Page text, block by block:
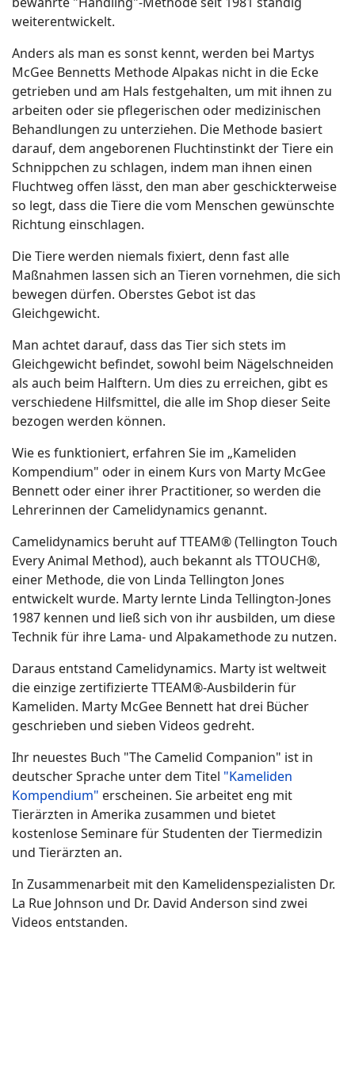
weiterentwickelt.
Anders als man es sonst kennt, werden bei Martys
McGee Bennetts Methode Alpakas nicht in die Ecke
getrieben und am Hals festgehalten, um mit ihnen zu
arbeiten oder sie pflegerischen oder medizinischen
Behandlungen zu unterziehen. Die Methode basiert
darauf, dem angeborenen Fluchtinstinkt der Tiere ein
Schnippchen zu schlagen, indem man ihnen einen
Fluchtweg offen lässt, den man aber geschickterweise
so legt, dass die Tiere die vom Menschen gewünschte
Richtung einschlagen.
Die Tiere werden niemals fixiert, denn fast alle
Maßnahmen lassen sich an Tieren vornehmen, die sich
bewegen dürfen. Oberstes Gebot ist das
Gleichgewicht.
Man achtet darauf, dass das Tier sich stets im
Gleichgewicht befindet, sowohl beim Nägelschneiden
als auch beim Halftern. Um dies zu erreichen, gibt es
verschiedene Hilfsmittel, die alle im Shop dieser Seite
bezogen werden können.
Wie es funktioniert, erfahren Sie im „Kameliden
Kompendium" oder in einem Kurs von Marty McGee
Bennett oder einer ihrer Practitioner, so werden die
Lehrerinnen der Camelidynamics genannt.
Camelidynamics beruht auf TTEAM® (Tellington Touch
Every Animal Method), auch bekannt als TTOUCH®,
einer Methode, die von Linda Tellington Jones
entwickelt wurde. Marty lernte Linda Tellington-Jones
1987 kennen und ließ sich von ihr ausbilden, um diese
Technik für ihre Lama- und Alpakamethode zu nutzen.
Daraus entstand Camelidynamics. Marty ist weltweit
die einzige zertifizierte TTEAM®-Ausbilderin für
Kameliden. Marty McGee Bennett hat drei Bücher
geschrieben und sieben Videos gedreht.
Ihr neuestes Buch "The Camelid Companion" ist in
deutscher Sprache unter dem Titel "Kameliden
Kompendium" erscheinen. Sie arbeitet eng mit
Tierärzten in Amerika zusammen und bietet
kostenlose Seminare für Studenten der Tiermedizin
und Tierärzten an.
In Zusammenarbeit mit den Kamelidenspezialisten Dr.
La Rue Johnson und Dr. David Anderson sind zwei
Videos entstanden.